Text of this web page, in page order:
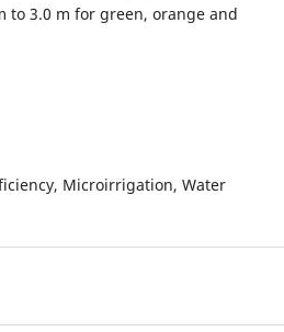
to 3.0 m for green, orange and
Microirrigation, Water